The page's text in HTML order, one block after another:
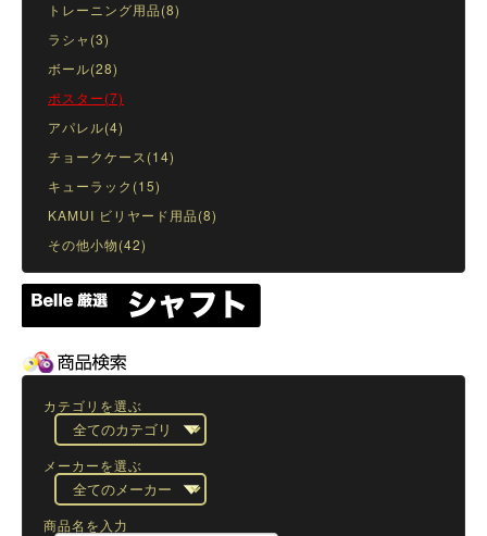
トレーニング用品(8)
ラシャ(3)
ボール(28)
ポスター(7)
アパレル(4)
チョークケース(14)
キューラック(15)
KAMUI ビリヤード用品(8)
その他小物(42)
カテゴリを選ぶ
メーカーを選ぶ
商品名を入力